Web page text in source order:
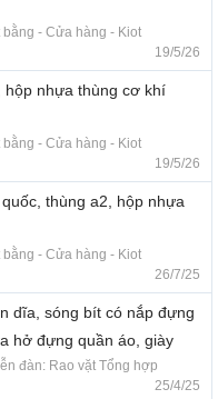
bằng - Cửa hàng - Kiot
19/5/26
hộp nhựa thùng cơ khí
bằng - Cửa hàng - Kiot
19/5/26
thùng a2, hộp nhựa
bằng - Cửa hàng - Kiot
26/7/25
dĩa, sóng bít có nắp đựng
hở đựng quần áo, giày
đàn: Rao vặt Tổng hợp
25/4/25